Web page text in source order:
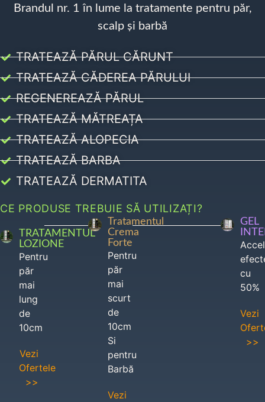
Brandul nr. 1 în lume la tratamente pentru păr,
scalp și barbă
TRATEAZĂ PĂRUL CĂRUNT
TRATEAZĂ CĂDEREA PĂRULUI
REGENEREAZĂ PĂRUL
TRATEAZĂ MĂTREAȚA
TRATEAZĂ ALOPECIA
TRATEAZĂ BARBA
TRATEAZĂ DERMATITA
CE PRODUSE TREBUIE SĂ UTILIZAȚI?
TRATAMENTUL
LOZIONE
Pentru
păr
mai
lung
de
10cm
Vezi
Ofertele
>>
Tratamentul
Crema
Forte
Pentru
păr
mai
scurt
de
10cm
Si
pentru
Barbă
Vezi
GEL
cu
50%
Vezi
>>